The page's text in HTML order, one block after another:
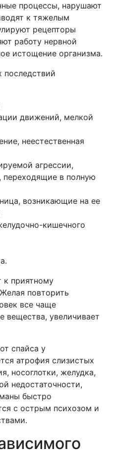
процессы, нарушают
к тяжелым
рецепторы
работу нервной
истощение организма.
последствий
движений, мелкой
неестественная
агрессии,
переходящие в полную
возникающие на ее
кишечного
к приятному
повторить
все чаще
вещества, увеличивает
спайса у
атрофия слизистых
носоглотки, желудка,
недостаточности,
быстро
с острым психозом и